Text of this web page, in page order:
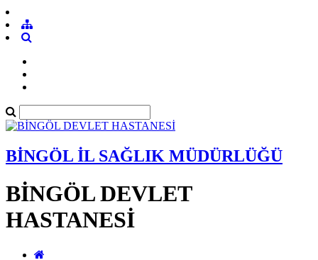
BİNGÖL İL SAĞLIK MÜDÜRLÜĞÜ
BİNGÖL DEVLET
HASTANESİ